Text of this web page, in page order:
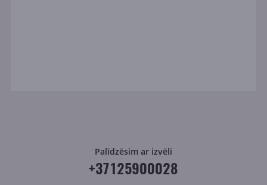
Palīdzēsim ar izvēli
+37125900028